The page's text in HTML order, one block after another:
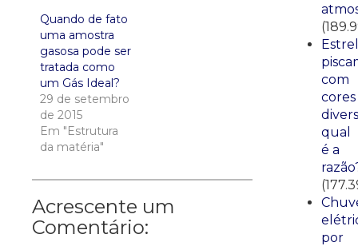
Quando de fato
uma amostra
gasosa pode ser
tratada como
um Gás Ideal?
29 de setembro
de 2015
Em "Estrutura
da matéria"
Acrescente um
Comentário:
com
cores
qual
é a
por